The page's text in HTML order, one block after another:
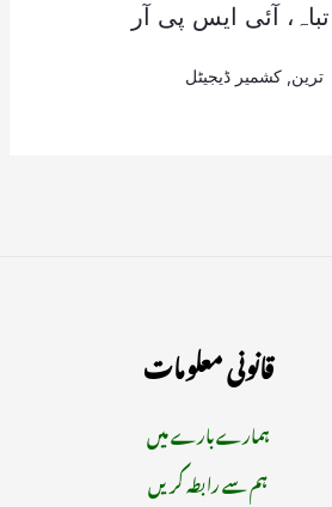
آئی ایس پی آر
ترین کشمیر ڈیجیٹل
قانونی معلومات
ہمارے بارے میں
ہم سے رابطہ کریں